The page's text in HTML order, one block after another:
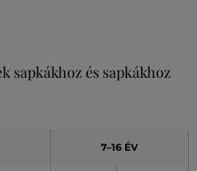
sapkákhoz és sapkákhoz
7–16 ÉV